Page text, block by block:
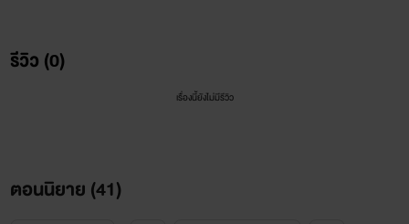
เมื่อเกิดอารมณ์ เด็กสาวก็ย่อม อยากลอง อยากเรียน อยากรู้
รีวิว (0)
เรื่องนี้ยังไม่มีรีวิว
ตอนนิยาย (41)